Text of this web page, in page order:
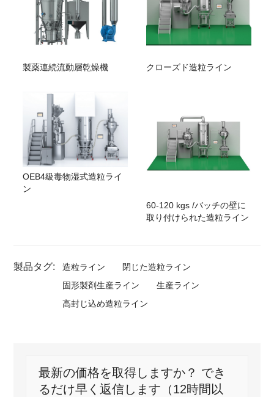
製薬連続流動層乾燥機 クローズド造粒ライン
OEB4級毒物湿式造粒ライ
ン
60-120 kgs /バッチの壁に
取り付けられた造粒ライン
製品タグ: 造粒ライン
閉じた造粒ライン
固形製剤生産ライン
生産ライン
高封じ込め造粒ライン
最新の価格を取得しますか？ でき
るだけ早く返信します（12時間以